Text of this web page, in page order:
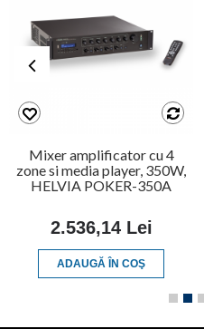
Mixer amplificator cu 4
zone si media player, 350W,
HELVIA POKER-350A
2.536,14 Lei
ADAUGĂ ÎN COŞ